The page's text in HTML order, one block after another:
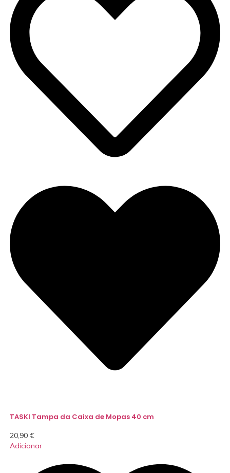
TASKI Tampa da Caixa de Mopas 40 cm
20,90 €
Adicionar